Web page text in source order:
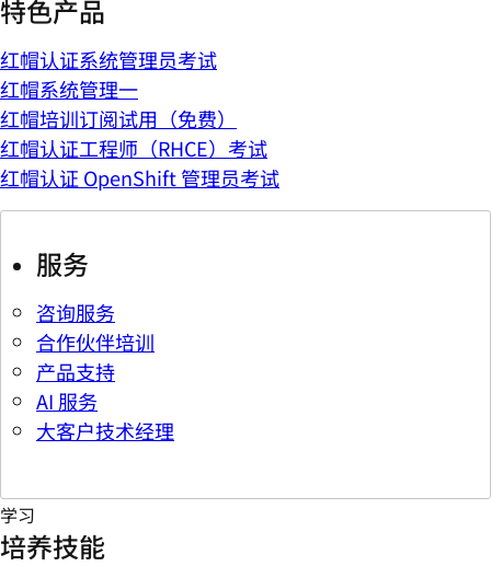
特色产品
红帽认证系统管理员考试
红帽系统管理一
红帽培训订阅试用（免费）
红帽认证工程师（RHCE）考试
红帽认证 OpenShift 管理员考试
服务
咨询服务
合作伙伴培训
产品支持
AI 服务
大客户技术经理
学习
培养技能